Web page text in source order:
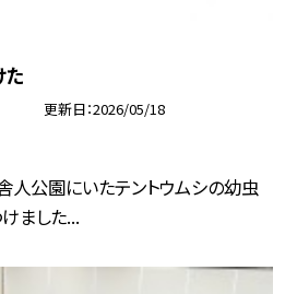
更新日 2026/05/18
人公園にいたテントウムシの幼虫
ました...